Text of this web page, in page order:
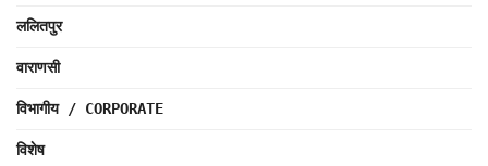
ललितपुर
वाराणसी
विभागीय / CORPORATE
विशेष